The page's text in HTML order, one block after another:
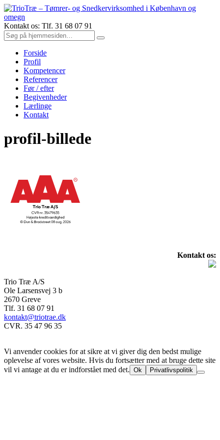
Kontakt os: Tlf. 31 68 07 91
Forside
Profil
Kompetencer
Referencer
Før / efter
Begivenheder
Lærlinge
Kontakt
profil-billede
Kontakt os:
Trio Træ A/S
Ole Larsensvej 3 b
2670 Greve
Tlf. 31 68 07 91
kontakt@triotrae.dk
CVR. 35 47 96 35
Vi anvender cookies for at sikre at vi giver dig den bedst mulige
oplevelse af vores website. Hvis du fortsætter med at bruge dette site
vil vi antage at du er indforstået med det. Ok Privatlivspolitik